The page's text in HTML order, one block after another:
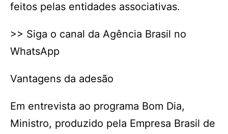
feitos pelas entidades associativas.
>> Siga o canal da Agência Brasil no
WhatsApp
Vantagens da adesão
Em entrevista ao programa Bom Dia,
Ministro, produzido pela Empresa Brasil de